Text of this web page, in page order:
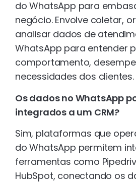
do WhatsApp para
negócio. Envolve coletar,
analisar dados de
WhatsApp para entender
comportamento,
necessidades dos clientes.
Os dados no WhatsApp
integrados a um CRM?
Sim, plataformas que
do WhatsApp permitem
ferramentas como
HubSpot, conectando os